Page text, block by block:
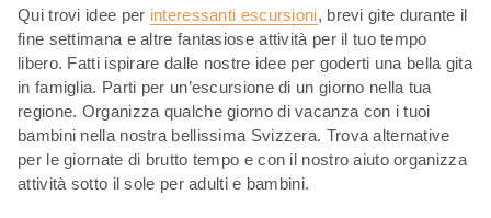
Qui trovi idee per interessanti escursioni, brevi gite durante il
fine settimana e altre fantasiose attività per il tuo tempo
libero. Fatti ispirare dalle nostre idee per goderti una bella gita
in famiglia. Parti per un’escursione di un giorno nella tua
regione. Organizza qualche giorno di vacanza con i tuoi
bambini nella nostra bellissima Svizzera. Trova alternative
per le giornate di brutto tempo e con il nostro aiuto organizza
attività sotto il sole per adulti e bambini.